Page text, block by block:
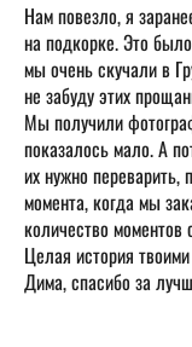
Нам повезло, я
на подкорке. Это
мы очень скучали в
не забуду этих
Мы получили
показалось мало. А
их нужно
момента, когда мы
количество
Целая история
Дима, спасибо за